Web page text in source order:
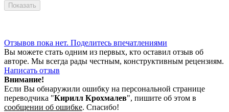
Отзывов пока нет. Поделитесь впечатлениями
Вы можете стать одним из первых, кто оставил отзыв об
авторе. Мы всегда рады честным, конструктивным рецензиям.
Написать отзыв
Внимание!
Если Вы обнаружили ошибку на персональной странице
переводчика "Кирилл Крохмалев", пишите об этом в
сообщении об ошибке. Спасибо!